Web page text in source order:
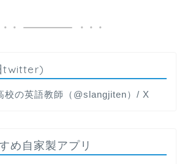
twitter)
校の英語教師（@slangjiten）/ X
め自家製アプリ